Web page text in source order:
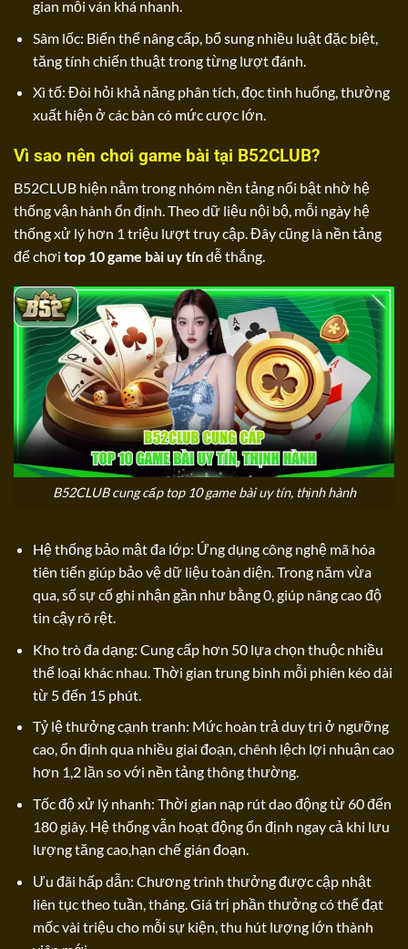
gian mỗi ván khá nhanh.
Sâm lốc: Biến thể nâng cấp, bổ sung nhiều luật đặc biệt,
tăng tính chiến thuật trong từng lượt đánh.
Xì tố: Đòi hỏi khả năng phân tích, đọc tình huống, thường
xuất hiện ở các bàn có mức cược lớn.
Vì sao nên chơi game bài tại B52CLUB?
B52CLUB hiện nằm trong nhóm nền tảng nổi bật nhờ hệ
thống vận hành ổn định. Theo dữ liệu nội bộ, mỗi ngày hệ
thống xử lý hơn 1 triệu lượt truy cập. Đây cũng là nền tảng
để chơi top 10 game bài uy tíndễ thắng.
B52CLUB cung cấp top 10 game bài uy tín, thịnh hành
Hệ thống bảo mật đa lớp: Ứng dụng công nghệ mã hóa
tiên tiến giúp bảo vệ dữ liệu toàn diện. Trong năm vừa
qua, số sự cố ghi nhận gần như bằng 0, giúp nâng cao độ
tin cậy rõ rệt.
Kho trò đa dạng: Cung cấp hơn 50 lựa chọn thuộc nhiều
thể loại khác nhau. Thời gian trung bình mỗi phiên kéo dài
từ 5 đến 15 phút.
Tỷ lệ thưởng cạnh tranh: Mức hoàn trả duy trì ở ngưỡng
cao, ổn định qua nhiều giai đoạn, chênh lệch lợi nhuận cao
hơn 1,2 lần so với nền tảng thông thường.
Tốc độ xử lý nhanh: Thời gian nạp rút dao động từ 60 đến
180 giây. Hệ thống vẫn hoạt động ổn định ngay cả khi lưu
lượng tăng cao,hạn chế gián đoạn.
Ưu đãi hấp dẫn: Chương trình thưởng được cập nhật
liên tục theo tuần, tháng. Giá trị phần thưởng có thể đạt
mốc vài triệu cho mỗi sự kiện, thu hút lượng lớn thành